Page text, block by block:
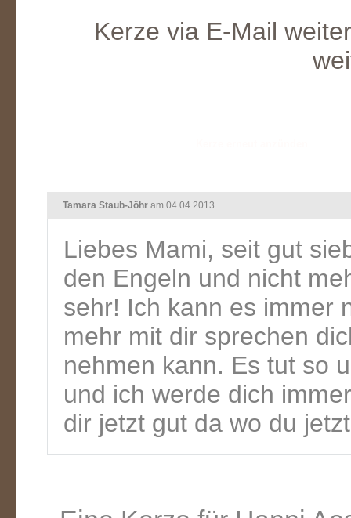
Kerze via E-Mail
Tamara Staub-Jöhr am 04.04.2013
Liebes Mami, seit gut
den Engeln und nicht
sehr! Ich kann es immer
mehr mit dir sprechen
nehmen kann. Es tut so
und ich werde dich
dir jetzt gut da wo du